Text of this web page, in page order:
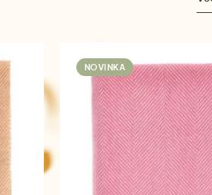
NOVINKA